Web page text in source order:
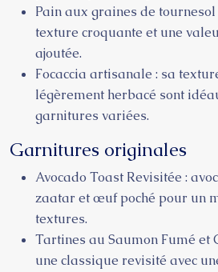
Pain aux graines de
texture croquante et une
ajoutée.
Focaccia artisanale : sa
légèrement herbacé sont
garnitures variées.
Garnitures originales
Avocado Toast Revisitée :
zaatar et œuf poché pour un
textures.
Tartines au Saumon Fumé et
une classique revisité avec